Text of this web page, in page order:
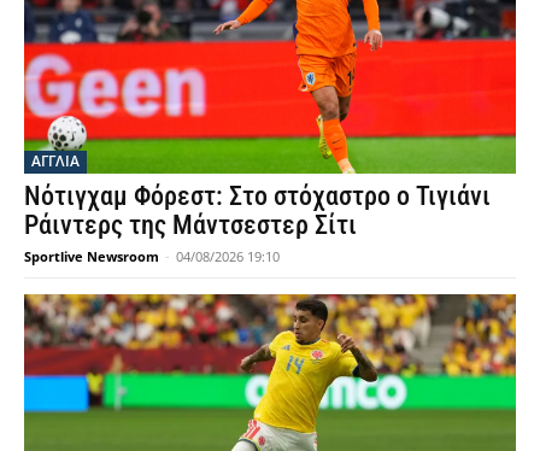
ΑΓΓΛΙΑ
Νότιγχαμ Φόρεστ: Στο στόχαστρο ο Τιγιάνι
Ράιντερς της Μάντσεστερ Σίτι
Sportlive Newsroom - 04/08/2026 19:10